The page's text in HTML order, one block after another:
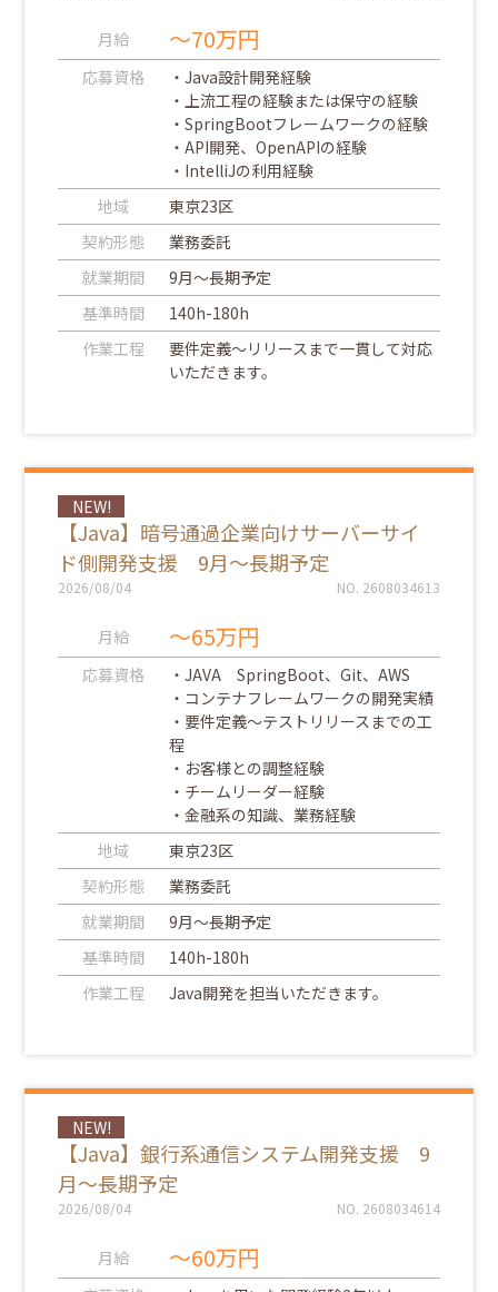
月給 ～70万円
応募資格
・Java設計開発経験
・上流工程の経験または保守の経験
・SpringBootフレームワークの経験
・API開発、OpenAPIの経験
・IntelliJの利用経験
地域
東京23区
契約形態
業務委託
就業期間
9月～長期予定
基準時間
140h-180h
作業工程
要件定義～リリースまで一貫して対応
いただきます。
NEW!
【Java】暗号通過企業向けサーバーサイ
ド側開発支援 9月～長期予定
2026/08/04 NO. 2608034613
月給 ～65万円
応募資格
・JAVA SpringBoot、Git、AWS
・コンテナフレームワークの開発実績
・要件定義～テストリリースまでの工
程
・お客様との調整経験
・チームリーダー経験
・金融系の知識、業務経験
地域
東京23区
契約形態
業務委託
就業期間
9月～長期予定
基準時間
140h-180h
作業工程
Java開発を担当いただきます。
NEW!
【Java】銀行系通信システム開発支援 9
月～長期予定
2026/08/04 NO. 2608034614
月給 ～60万円